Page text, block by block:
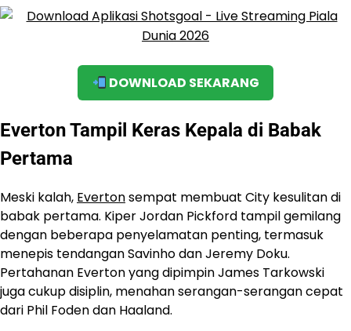
DOWNLOAD SEKARANG
Everton Tampil Keras Kepala di Babak
Pertama
Meski kalah, Evertonsempat membuat City kesulitan di
babak pertama. Kiper Jordan Pickford tampil gemilang
dengan beberapa penyelamatan penting, termasuk
menepis tendangan Savinho dan Jeremy Doku.
Pertahanan Everton yang dipimpin James Tarkowski
juga cukup disiplin, menahan serangan-serangan cepat
dari Phil Foden dan Haaland.